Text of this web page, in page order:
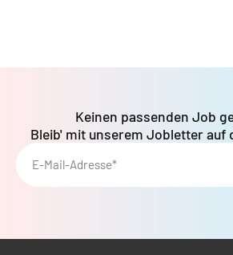
E-Mail-Adresse*
Keinen passenden Job
Bleib' mit unserem Jobletter auf